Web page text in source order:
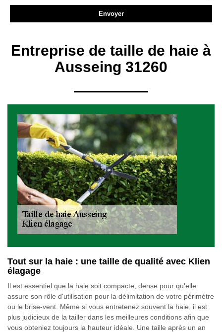
Entreprise de taille de haie à
Ausseing 31260
Tout sur la haie : une taille de qualité avec Klien
élagage
Il est essentiel que la haie soit compacte, dense pour qu'elle
assure son rôle d'utilisation pour la délimitation de votre périmètre
ou le brise-vent. Même si vous entretenez souvent la haie, il est
plus judicieux de la tailler dans les meilleures conditions afin que
vous obteniez toujours la hauteur idéale. Une taille après un an